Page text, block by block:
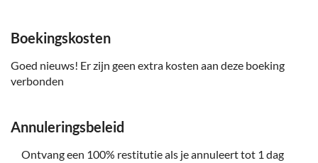
Boekingskosten
Goed nieuws! Er zijn geen extra kosten aan deze boeking
verbonden
Annuleringsbeleid
Ontvang een 100% restitutie als je annuleert tot 1 dag